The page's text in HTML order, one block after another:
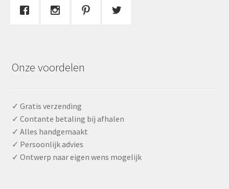
Onze voordelen
✓ Gratis verzending
✓ Contante betaling bij afhalen
✓ Alles handgemaakt
✓ Persoonlijk advies
✓ Ontwerp naar eigen wens mogelijk